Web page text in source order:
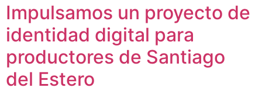
Impulsamos un proyecto de
identidad digital para
productores de Santiago
del Estero